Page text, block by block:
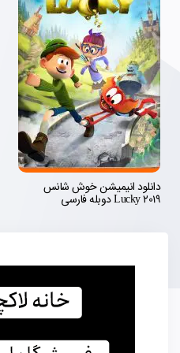
دانلود انیمیشن خوش شانس
Lucky 2019 دوبله فارسی